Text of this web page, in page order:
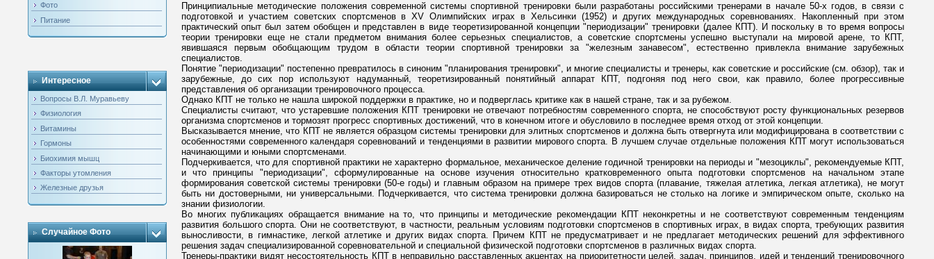
Фото
Питание
Интересное
Вопросы В.Л. Муравьеву
Физиология
Витамины
Гормоны
Биохимия мышц
Факторы утомления
Железные друзья
Случайное Фото
Принципиальные методические положения современной системы спортивной тренировки были разработаны российскими тренерами в начале 50-х годов, в связи с
подготовкой и участием советских спортсменов в XV Олимпийских играх в Хельсинки (1952) и других международных соревнованиях. Накопленный при этом
практический опыт был затем обобщен и представлен в виде теоретизированной концепции "периодизации" тренировки (далее КПТ). И поскольку в то время вопросы
теории тренировки еще не стали предметом внимания более серьезных специалистов, а советские спортсмены успешно выступали на мировой арене, то КПТ,
явившаяся первым обобщающим трудом в области теории спортивной тренировки за "железным занавесом", естественно привлекла внимание зарубежных
специалистов.
Понятие "периодизации" постепенно превратилось в синоним "планирования тренировки", и многие специалисты и тренеры, как советские и российские (см. обзор), так и
зарубежные, до сих пор используют надуманный, теоретизированный понятийный аппарат КПТ, подгоняя под него свои, как правило, более прогрессивные
представления об организации тренировочного процесса.
Однако КПТ не только не нашла широкой поддержки в практике, но и подверглась критике как в нашей стране, так и за рубежом.
Специалисты считают, что устаревшие положения КПТ тренировки не отвечают потребностям современного спорта, не способствуют росту функциональных резервов
организма спортсменов и тормозят прогресс спортивных достижений, что в конечном итоге и обусловило в последнее время отход от этой концепции.
Высказывается мнение, что КПТ не является образцом системы тренировки для элитных спортсменов и должна быть отвергнута или модифицирована в соответствии с
особенностями современного календаря соревнований и тенденциями в развитии мирового спорта. В лучшем случае отдельные положения КПТ могут использоваться
начинающими и юными спортсменами.
Подчеркивается, что для спортивной практики не характерно формальное, механическое деление годичной тренировки на периоды и "мезоциклы", рекомендуемые КПТ,
и что принципы "периодизации", сформулированные на основе изучения относительно кратковременного опыта подготовки спортсменов на начальном этапе
формирования советской системы тренировки (50-е годы) и главным образом на примере трех видов спорта (плавание, тяжелая атлетика, легкая атлетика), не могут
быть ни достоверными, ни универсальными. Подчеркивается, что система тренировки должна базироваться не столько на логике и эмпирическом опыте, сколько на
знании физиологии.
Во многих публикациях обращается внимание на то, что принципы и методические рекомендации КПТ неконкретны и не соответствуют современным тенденциям
развития большого спорта. Они не соответствуют, в частности, реальным условиям подготовки спортсменов в спортивных играх, в видах спорта, требующих развития
выносливости, в гимнастике, легкой атлетике и других видах спорта. Причем КПТ не предусматривает и не предлагает методических решений для эффективного
решения задач специализированной соревновательной и специальной физической подготовки спортсменов в различных видах спорта.
Тренеры-практики видят несостоятельность КПТ в неправильно расставленных акцентах на приоритетности целей, задач, принципов, идей и тенденций тренировочного